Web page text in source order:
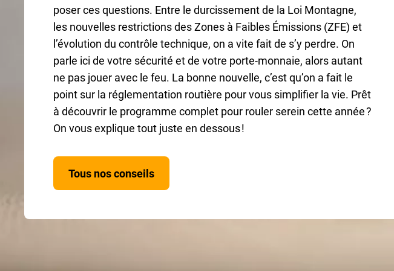
poser ces questions. Entre le durcissement de la Loi Montagne,
les nouvelles restrictions des Zones à Faibles Émissions (ZFE) et
l’évolution du contrôle technique, on a vite fait de s’y perdre. On
parle ici de votre sécurité et de votre porte-monnaie, alors autant
ne pas jouer avec le feu. La bonne nouvelle, c’est qu’on a fait le
point sur la réglementation routière pour vous simplifier la vie. Prêt
à découvrir le programme complet pour rouler serein cette année ?
On vous explique tout juste en dessous !
Tous nos conseils